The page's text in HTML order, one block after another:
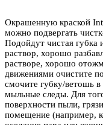
Окрашенную краской
можно подвергать
Подойдут чистая
раствор, хорошо
растворе, хорошо
движениями очистите
смочите губку/ветошь в
мыльные следы. Для
поверхности пыли,
помещение (например,